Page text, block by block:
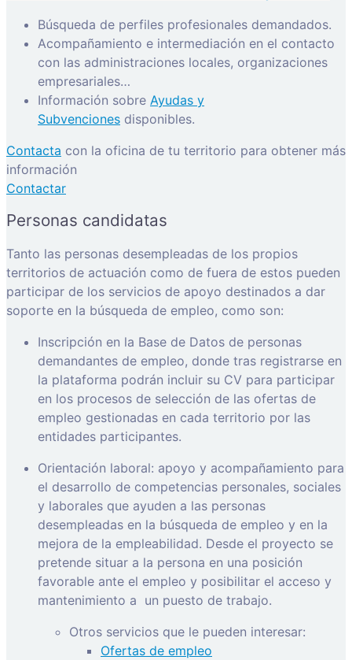
Búsqueda de perfiles profesionales demandados.
Acompañamiento e intermediación en el contacto
con las administraciones locales, organizaciones
empresariales…
Información sobre Ayudas y
Subvenciones disponibles.
Contacta con la oficina de tu territorio para obtener más
información
Contactar
Personas candidatas
Tanto las personas desempleadas de los propios
territorios de actuación como de fuera de estos pueden
participar de los servicios de apoyo destinados a dar
soporte en la búsqueda de empleo, como son:
Inscripción en la Base de Datos de personas
demandantes de empleo, donde tras registrarse en
la plataforma podrán incluir su CV para participar
en los procesos de selección de las ofertas de
empleo gestionadas en cada territorio por las
entidades participantes.
Orientación laboral: apoyo y acompañamiento para
el desarrollo de competencias personales, sociales
y laborales que ayuden a las personas
desempleadas en la búsqueda de empleo y en la
mejora de la empleabilidad. Desde el proyecto se
pretende situar a la persona en una posición
favorable ante el empleo y posibilitar el acceso y
mantenimiento a un puesto de trabajo.
Otros servicios que le pueden interesar:
Ofertas de empleo